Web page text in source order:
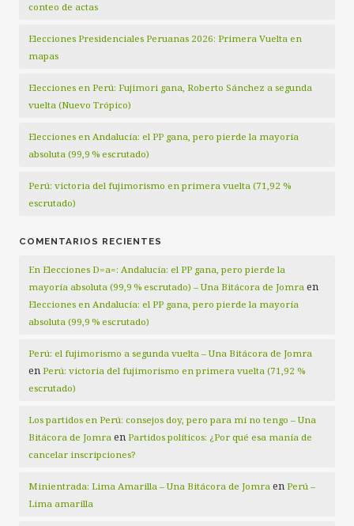
conteo de actas
Elecciones Presidenciales Peruanas 2026: Primera Vuelta en
mapas
Elecciones en Perú: Fujimori gana, Roberto Sánchez a segunda
vuelta (Nuevo Trópico)
Elecciones en Andalucía: el PP gana, pero pierde la mayoría
absoluta (99,9 % escrutado)
Perú: victoria del fujimorismo en primera vuelta (71,92 %
escrutado)
COMENTARIOS RECIENTES
En Elecciones D=a=: Andalucía: el PP gana, pero pierde la
mayoría absoluta (99,9 % escrutado) – Una Bitácora de Jomra en
Elecciones en Andalucía: el PP gana, pero pierde la mayoría
absoluta (99,9 % escrutado)
Perú: el fujimorismo a segunda vuelta – Una Bitácora de Jomra
en Perú: victoria del fujimorismo en primera vuelta (71,92 %
escrutado)
Los partidos en Perú: consejos doy, pero para mí no tengo – Una
Bitácora de Jomra en Partidos políticos: ¿Por qué esa manía de
cancelar inscripciones?
Minientrada: Lima Amarilla – Una Bitácora de Jomra en Perú –
Lima amarilla